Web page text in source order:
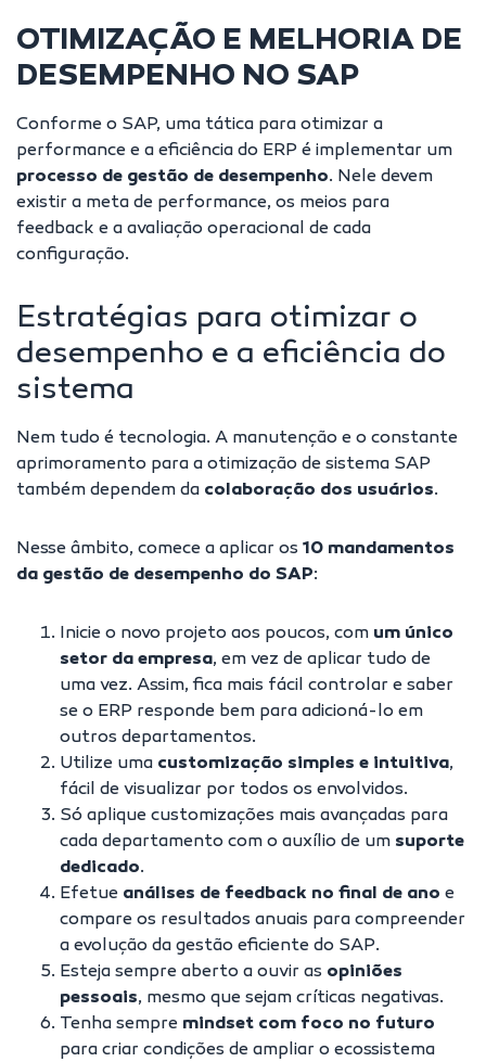
OTIMIZAÇÃO E MELHORIA DE
DESEMPENHO NO SAP
Conforme o SAP, uma tática para otimizar a
performance e a eficiência do ERP é implementar um
processo de gestão de desempenho. Nele devem
existir a meta de performance, os meios para
feedback e a avaliação operacional de cada
configuração.
Estratégias para otimizar o
desempenho e a eficiência do
sistema
Nem tudo é tecnologia. A manutenção e o constante
aprimoramento para a otimização de sistema SAP
também dependem da colaboração dos usuários.
Nesse âmbito, comece a aplicar os 10 mandamentos
da gestão de desempenho do SAP:
Inicie o novo projeto aos poucos, com um único
setor da empresa, em vez de aplicar tudo de
uma vez. Assim, fica mais fácil controlar e saber
se o ERP responde bem para adicioná-lo em
outros departamentos.
Utilize uma customização simples e intuitiva,
fácil de visualizar por todos os envolvidos.
Só aplique customizações mais avançadas para
cada departamento com o auxílio de um suporte
dedicado.
Efetue análises de feedback no final de ano e
compare os resultados anuais para compreender
a evolução da gestão eficiente do SAP.
Esteja sempre aberto a ouvir as opiniões
pessoais, mesmo que sejam críticas negativas.
Tenha sempre mindset com foco no futuro
para criar condições de ampliar o ecossistema